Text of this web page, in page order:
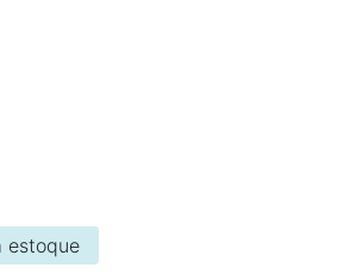
estoque